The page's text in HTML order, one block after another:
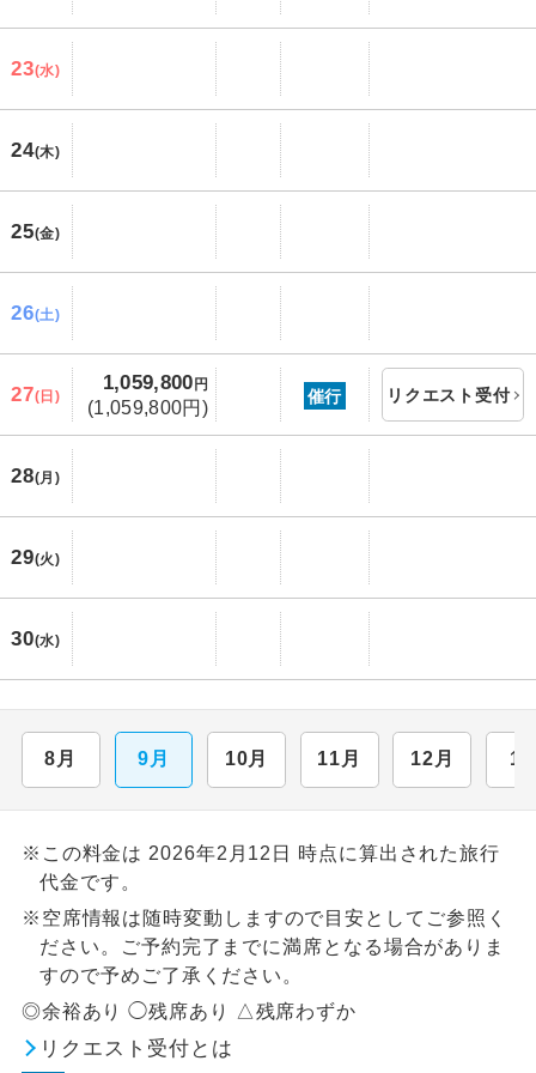
23(水)
24(木)
25(金)
26(土)
27(日)
1,059,800円
(1,059,800円)
催行 リクエスト受付
28(月)
29(火)
30(水)
8月 9月 10月 11月 12月 1
※この料金は 2026年2月12日 時点に算出された旅行
代金です。
※空席情報は随時変動しますので目安としてご参照く
ださい。ご予約完了までに満席となる場合がありま
すので予めご了承ください。
◎余裕あり ◯残席あり △残席わずか
リクエスト受付とは